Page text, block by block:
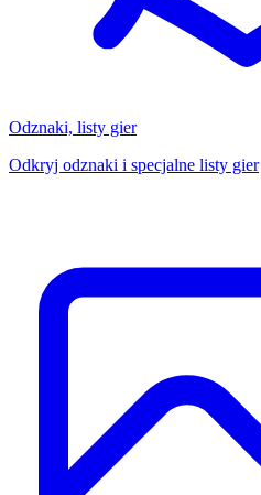
Odznaki, listy gier
Odkryj odznaki i specjalne listy gier